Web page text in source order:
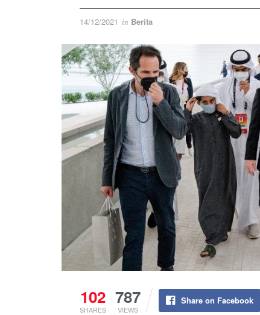
14/12/2021 in Berita
102
SHARES
787
VIEWS
Share on Facebook